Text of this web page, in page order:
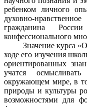
ребенком личного
духовно-
гражданина
конфессионального
Значение курса
ходе его изучения
ориентированных
учатся
окружающем мире, в
природы и культуры
возможностями для